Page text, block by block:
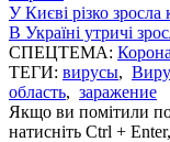
У Києві різко зросла
В Україні утричі
СПЕЦТЕМА:
ТЕГИ: вирусы,
область, заражение
Якщо ви помітили
натисніть Ctrl +